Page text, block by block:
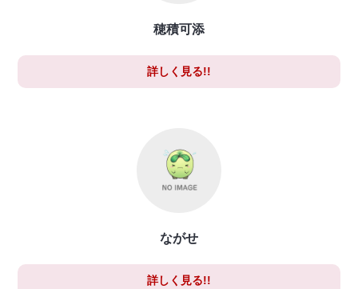
穂積可添
詳しく見る!!
ながせ
詳しく見る!!